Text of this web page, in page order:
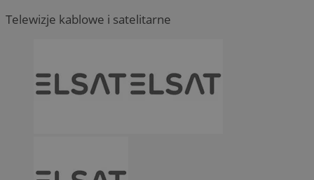
Telewizje kablowe i satelitarne